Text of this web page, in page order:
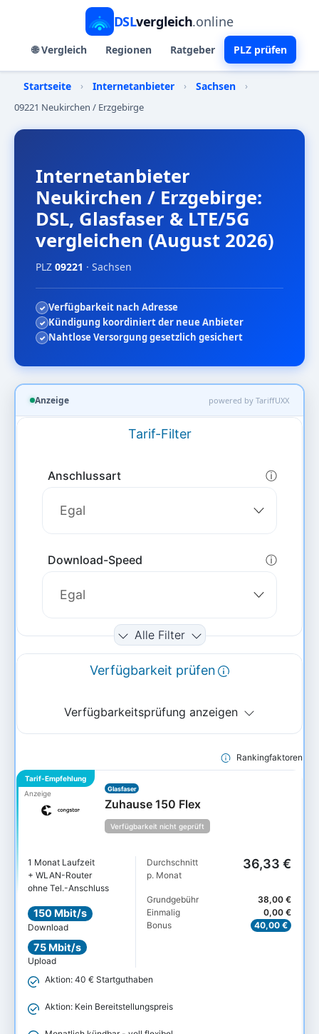
DSLvergleich.online
🌐 Vergleich Regionen Ratgeber PLZ prüfen
Startseite › Internetanbieter › Sachsen
›
09221 Neukirchen / Erzgebirge
Internetanbieter
Neukirchen / Erzgebirge:
DSL, Glasfaser & LTE/5G
vergleichen (August 2026)
PLZ 09221 · Sachsen
Verfügbarkeit nach Adresse
Kündigung koordiniert der neue Anbieter
Nahtlose Versorgung gesetzlich gesichert
Anzeige powered by TariffUXX